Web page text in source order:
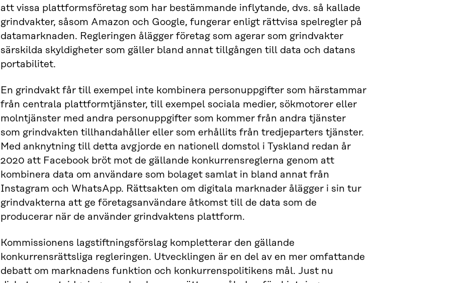
att vissa plattformsföretag som har bestämmande inflytande, dvs. så kallade
grindvakter, såsom Amazon och Google, fungerar enligt rättvisa spelregler på
datamarknaden. Regleringen ålägger företag som agerar som grindvakter
särskilda skyldigheter som gäller bland annat tillgången till data och datans
portabilitet.
En grindvakt får till exempel inte kombinera personuppgifter som härstammar
från centrala plattformtjänster, till exempel sociala medier, sökmotorer eller
molntjänster med andra personuppgifter som kommer från andra tjänster
som grindvakten tillhandahåller eller som erhållits från tredjeparters tjänster.
Med anknytning till detta avgjorde en nationell domstol i Tyskland redan år
2020 att Facebook bröt mot de gällande konkurrensreglerna genom att
kombinera data om användare som bolaget samlat in bland annat från
Instagram och WhatsApp. Rättsakten om digitala marknader ålägger i sin tur
grindvakterna att ge företagsanvändare åtkomst till de data som de
producerar när de använder grindvaktens plattform.
Kommissionens lagstiftningsförslag kompletterar den gällande
konkurrensrättsliga regleringen. Utvecklingen är en del av en mer omfattande
debatt om marknadens funktion och konkurrenspolitikens mål. Just nu